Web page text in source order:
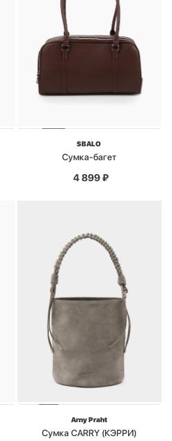
SBALO
Сумка-багет
4 899₽
Arny Praht
Сумка CARRY (КЭРРИ)